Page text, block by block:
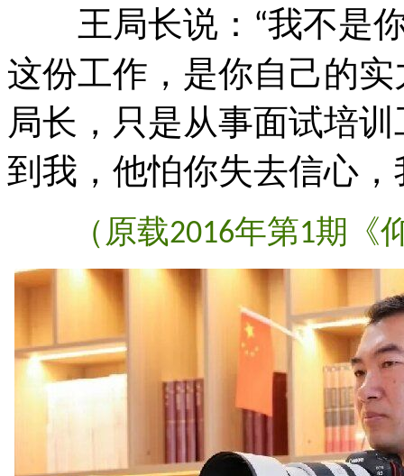
王局长说： “我不是
这份工作，是你自己的
局长，只是从事面试培
到我，他怕你失去信心
（原载2016年第1期《